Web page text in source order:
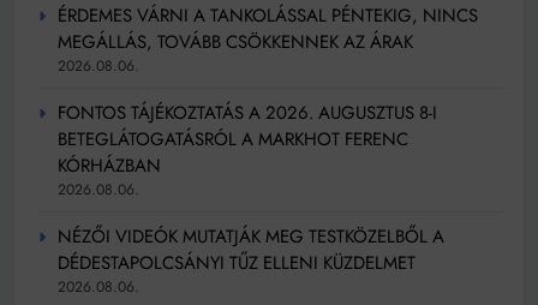
ÉRDEMES VÁRNI A TANKOLÁSSAL PÉNTEKIG, NINCS
MEGÁLLÁS, TOVÁBB CSÖKKENNEK AZ ÁRAK
2026.08.06.
FONTOS TÁJÉKOZTATÁS A 2026. AUGUSZTUS 8-I
BETEGLÁTOGATÁSRÓL A MARKHOT FERENC
KÓRHÁZBAN
2026.08.06.
NÉZŐI VIDEÓK MUTATJÁK MEG TESTKÖZELBŐL A
DÉDESTAPOLCSÁNYI TŰZ ELLENI KÜZDELMET
2026.08.06.